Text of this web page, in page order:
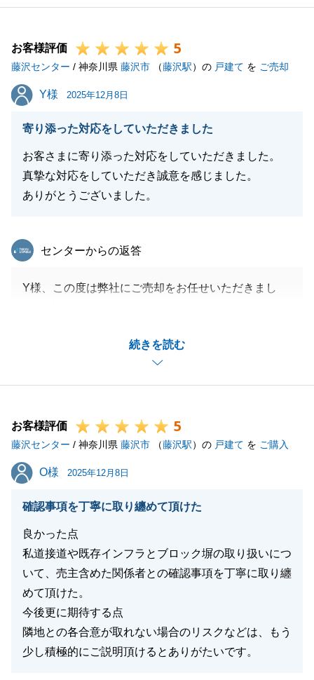
お困りのことがございましたら、お気軽にご連絡いた
今後とも宜しくお願いいたします。
お客様評価 5
藤沢センター / 神奈川県 藤沢市 （藤沢駅）の 戸建て を ご売却
Y様
Y様 2025年12月8日
寄り添った対応をしていただきました
お客さまに寄り添った対応をしていただきました。
真摯な対応をしていただき誠意を感じました。
ありがとうございました。
続きを読む
東急リバブル
センターからの返答
Y様、この度は弊社にご売却をお任せいただきまし
忙の中ご対応いただいたこと、重ねて御礼申し上げま
今後も不動産のことでご不明な点やご質問がございま
引き続き、何卒よろしくお願い申し上げます。
お客様評価 5
藤沢センター / 神奈川県 藤沢市 （藤沢駅）の 戸建て を ご購入
O様
O様 2025年12月8日
確認事項を丁寧に取り纏めて頂けた
良かった点
私道接道や既存インフラとブロック塀の取り扱いにつ
いて、売主含めた関係者との確認事項を丁寧に取り纏
めて頂けた。
今後更に期待する点
隣地との各合意が取れない場合のリスクなどは、もう
少し積極的にご説明頂けるとありがたいです。